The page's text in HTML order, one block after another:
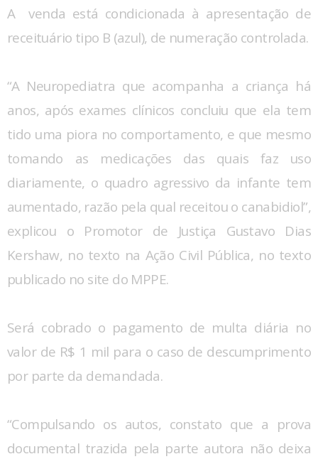
A venda está condicionada à apresentação de
receituário tipo B (azul), de numeração controlada.
“A Neuropediatra que acompanha a criança há
anos, após exames clínicos concluiu que ela tem
tido uma piora no comportamento, e que mesmo
tomando as medicações das quais faz uso
diariamente, o quadro agressivo da infante tem
aumentado, razão pela qual receitou o canabidiol”,
explicou o Promotor de Justiça Gustavo Dias
Kershaw, no texto na Ação Civil Pública, no texto
publicado no site do MPPE.
Será cobrado o pagamento de multa diária no
valor de R$ 1 mil para o caso de descumprimento
por parte da demandada.
“Compulsando os autos, constato que a prova
documental trazida pela parte autora não deixa